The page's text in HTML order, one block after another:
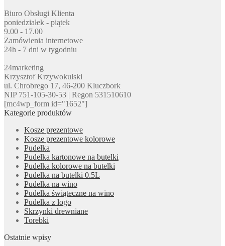
Biuro Obsługi Klienta
poniedziałek - piątek
9.00 - 17.00
Zamówienia internetowe
24h - 7 dni w tygodniu
24marketing
Krzysztof Krzywokulski
ul. Chrobrego 17, 46-200 Kluczbork
NIP 751-105-30-53 | Regon 531510610
[mc4wp_form id="1652"]
Kategorie produktów
Kosze prezentowe
Kosze prezentowe kolorowe
Pudełka
Pudełka kartonowe na butelki
Pudełka kolorowe na butelki
Pudełka na butelki 0.5L
Pudełka na wino
Pudełka świąteczne na wino
Pudełka z logo
Skrzynki drewniane
Torebki
Ostatnie wpisy